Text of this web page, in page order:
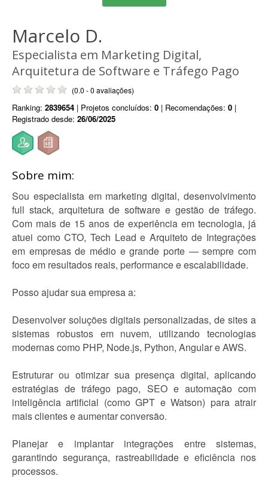
Marcelo D.
Especialista em Marketing Digital,
Arquitetura de Software e Tráfego Pago
(0.0 - 0 avaliações)
Ranking: 2839654 | Projetos concluídos: 0 | Recomendações: 0 |
Registrado desde: 26/06/2025
Sobre mim:
Sou especialista em marketing digital, desenvolvimento
full stack, arquitetura de software e gestão de tráfego.
Com mais de 15 anos de experiência em tecnologia, já
atuei como CTO, Tech Lead e Arquiteto de Integrações
em empresas de médio e grande porte — sempre com
foco em resultados reais, performance e escalabilidade.
Posso ajudar sua empresa a:
Desenvolver soluções digitais personalizadas, de sites a
sistemas robustos em nuvem, utilizando tecnologias
modernas como PHP, Node.js, Python, Angular e AWS.
Estruturar ou otimizar sua presença digital, aplicando
estratégias de tráfego pago, SEO e automação com
inteligência artificial (como GPT e Watson) para atrair
mais clientes e aumentar conversão.
Planejar e implantar integrações entre sistemas,
garantindo segurança, rastreabilidade e eficiência nos
processos.